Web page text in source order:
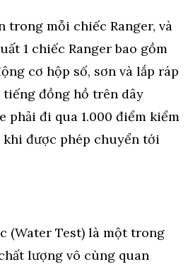
trong mỗi chiếc Ranger, và
1 chiếc Ranger bao gồm
cơ hộp số, sơn và lắp ráp
tiếng đồng hồ trên dây
phải đi qua 1.000 điểm kiểm
được phép chuyển tới
(Water Test) là một trong
lượng vô cùng quan